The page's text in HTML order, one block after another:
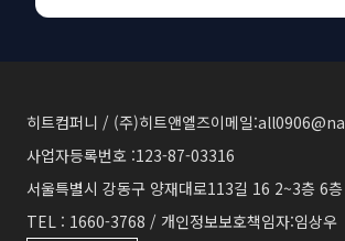
히트컴퍼니 / (주)히트앤엘즈이메일
사업자등록번호 :123-87-03316
서울특별시 강동구 양재대로113길 16 2~3층 6층
TEL : 1660-3768 / 개인정보보호책임자:임상우